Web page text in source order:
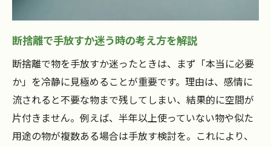
断捨離で不要品を賢く分別するポイント
断捨離実践後の空間を保つための工夫
後悔しない断捨離の秘訣と注意点まとめ
断捨離で後悔しないための選別基準とは
捨てて後悔しやすい物の見極めポイント
断捨離で手放すか迷う時の考え方を解説
断捨離で物を手放すか迷ったときは、まず「本当に必要
か」を冷静に見極めることが重要です。理由は、感情に
流されると不要な物まで残してしまい、結果的に空間が
片付きません。例えば、半年以上使っていない物や似た
用途の物が複数ある場合は手放す検討を。これにより、